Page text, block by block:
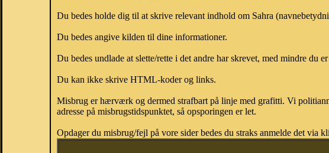
Du bedes holde dig til at skrive relevant indhold om Sahra
Du bedes angive kilden til dine informationer.
Du bedes undlade at slette/rette i det andre har skrevet, med mindre du
Du kan ikke skrive HTML-koder og links.
Misbrug er hærværk og dermed strafbart på linje med grafitti. Vi
adresse på misbrugstidspunktet, så opsporingen er let.
Opdager du misbrug/fejl på vore sider bedes du straks anmelde det via